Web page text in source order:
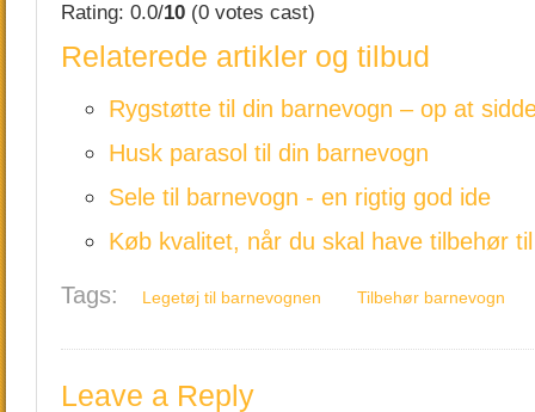
Rating: 0.0/10 (0 votes cast)
Relaterede artikler og tilbud
Rygstøtte til din barnevogn – op at
Husk parasol til din barnevogn
Sele til barnevogn - en rigtig god ide
Køb kvalitet, når du skal have tilbehør
Tags: Legetøj til barnevognen Tilbehør barnevogn
Leave a Reply